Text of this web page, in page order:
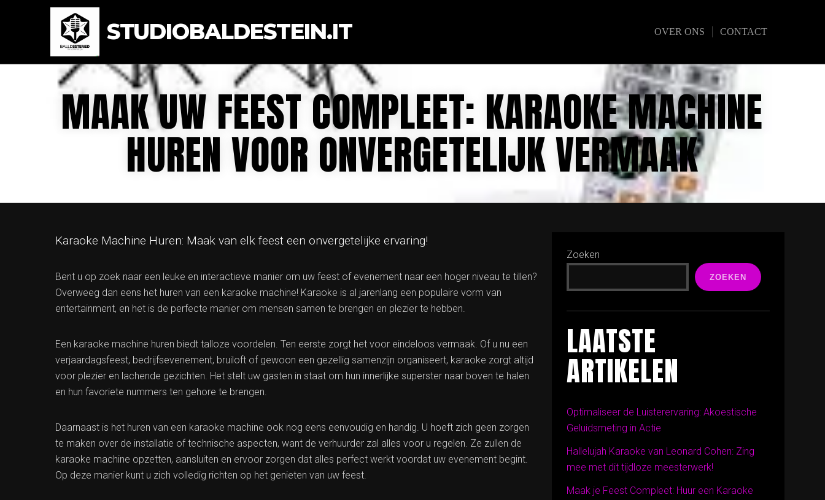
STUDIOBALDESTEIN.IT OVER ONS CONTACT
MAAK UW FEEST COMPLEET: KARAOKE MACHINE
HUREN VOOR ONVERGETELIJK VERMAAK
Karaoke Machine Huren: Maak van elk feest een onvergetelijke ervaring!
Bent u op zoek naar een leuke en interactieve manier om uw feest of evenement naar een hoger niveau te tillen?
Overweeg dan eens het huren van een karaoke machine! Karaoke is al jarenlang een populaire vorm van
entertainment, en het is de perfecte manier om mensen samen te brengen en plezier te hebben.
Een karaoke machine huren biedt talloze voordelen. Ten eerste zorgt het voor eindeloos vermaak. Of u nu een
verjaardagsfeest, bedrijfsevenement, bruiloft of gewoon een gezellig samenzijn organiseert, karaoke zorgt altijd
voor plezier en lachende gezichten. Het stelt uw gasten in staat om hun innerlijke superster naar boven te halen
en hun favoriete nummers ten gehore te brengen.
Daarnaast is het huren van een karaoke machine ook nog eens eenvoudig en handig. U hoeft zich geen zorgen
te maken over de installatie of technische aspecten, want de verhuurder zal alles voor u regelen. Ze zullen de
karaoke machine opzetten, aansluiten en ervoor zorgen dat alles perfect werkt voordat uw evenement begint.
Op deze manier kunt u zich volledig richten op het genieten van uw feest.
Zoeken
ZOEKEN
LAATSTE
ARTIKELEN
Optimaliseer de Luisterervaring: Akoestische
Geluidsmeting in Actie
Hallelujah Karaoke van Leonard Cohen: Zing
mee met dit tijdloze meesterwerk!
Maak je Feest Compleet: Huur een Karaoke